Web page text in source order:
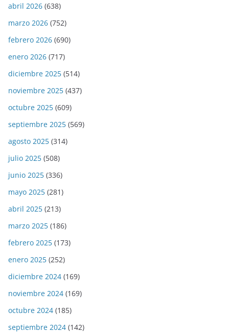
abril 2026 (638)
marzo 2026 (752)
febrero 2026 (690)
enero 2026 (717)
diciembre 2025 (514)
noviembre 2025 (437)
octubre 2025 (609)
septiembre 2025 (569)
agosto 2025 (314)
julio 2025 (508)
junio 2025 (336)
mayo 2025 (281)
abril 2025 (213)
marzo 2025 (186)
febrero 2025 (173)
enero 2025 (252)
diciembre 2024 (169)
noviembre 2024 (169)
octubre 2024 (185)
septiembre 2024 (142)